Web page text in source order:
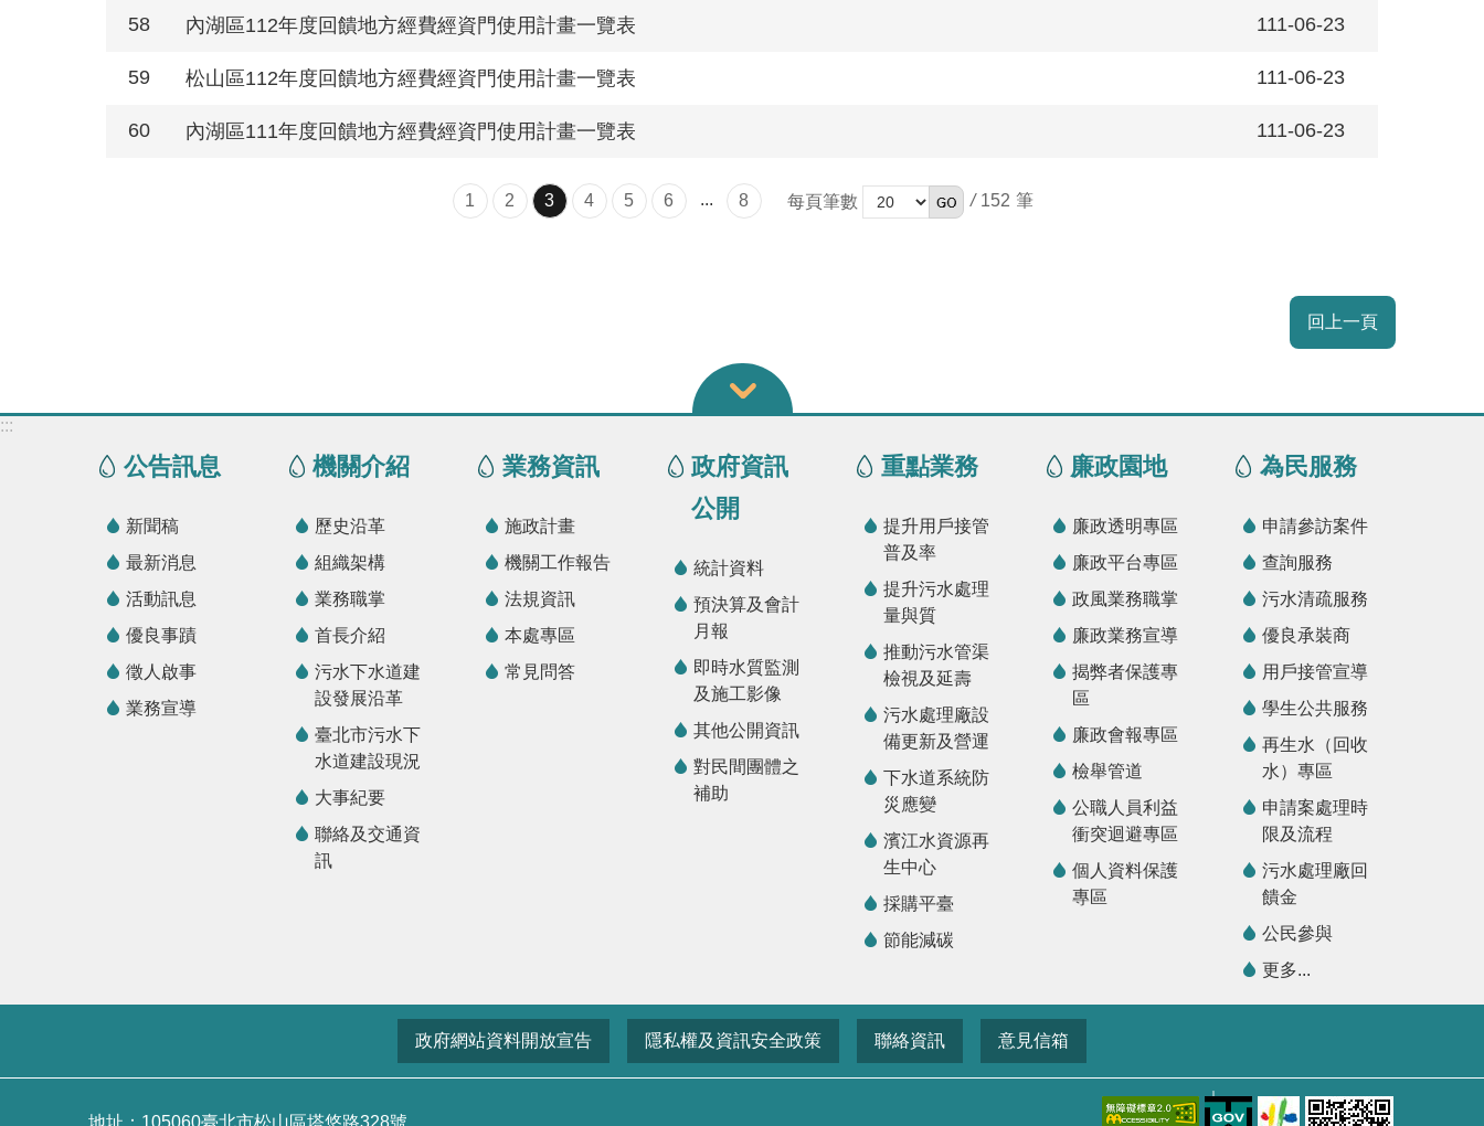
58 內湖區112年度回饋地方經費經資門使用計畫一覽表 111-06-23
59 松山區112年度回饋地方經費經資門使用計畫一覽表 111-06-23
60 內湖區111年度回饋地方經費經資門使用計畫一覽表 111-06-23
1 2 3 4 5 6 ... 8 每頁筆數 / 152
回上一頁
:::
公告訊息
新聞稿
最新消息
活動訊息
優良事蹟
徵人啟事
業務宣導
機關介紹
歷史沿革
組織架構
業務職掌
首長介紹
污水下水道建
設發展沿革
臺北市污水下
水道建設現況
大事紀要
聯絡及交通資
訊
業務資訊
施政計畫
機關工作報告
法規資訊
本處專區
常見問答
政府資訊
公開
統計資料
預決算及會計
月報
即時水質監測
及施工影像
其他公開資訊
對民間團體之
補助
重點業務
提升用戶接管
普及率
提升污水處理
量與質
推動污水管渠
檢視及延壽
污水處理廠設
備更新及營運
下水道系統防
災應變
濱江水資源再
生中心
採購平臺
節能減碳
廉政園地
廉政透明專區
廉政平台專區
政風業務職掌
廉政業務宣導
揭弊者保護專
區
廉政會報專區
檢舉管道
公職人員利益
衝突迴避專區
個人資料保護
專區
為民服務
申請參訪案件
查詢服務
污水清疏服務
優良承裝商
用戶接管宣導
學生公共服務
再生水（回收
水）專區
申請案處理時
限及流程
污水處理廠回
饋金
公民參與
更多...
政府網站資料開放宣告 隱私權及資訊安全政策 聯絡資訊 意見信箱
地址：105060臺北市松山區塔悠路328號